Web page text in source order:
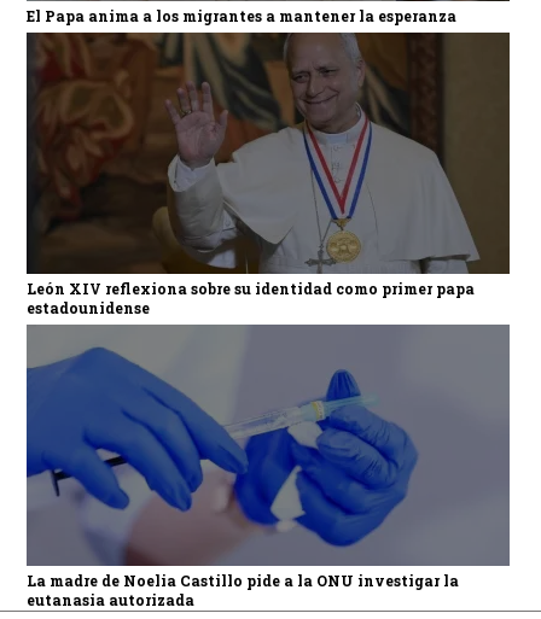
El Papa anima a los migrantes a mantener la esperanza
León XIV reflexiona sobre su identidad como primer papa
estadounidense
La madre de Noelia Castillo pide a la ONU investigar la
eutanasia autorizada